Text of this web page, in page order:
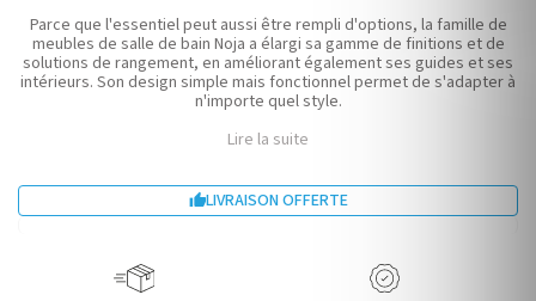
Parce que l'essentiel peut aussi être rempli d'options, la famille de
meubles de salle de bain Noja a élargi sa gamme de finitions et de
solutions de rangement, en améliorant également ses guides et ses
intérieurs. Son design simple mais fonctionnel permet de s'adapter à
n'importe quel style.
Lire la suite
LIVRAISON OFFERTE